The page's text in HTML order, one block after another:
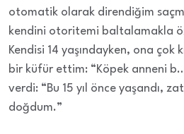
otomatik olarak direndiğim
kendini otoritemi baltalamakla
Kendisi 14 yaşındayken, ona çok
bir küfür ettim: “Köpek anneni
verdi: “Bu 15 yıl önce yaşandı,
doğdum.”